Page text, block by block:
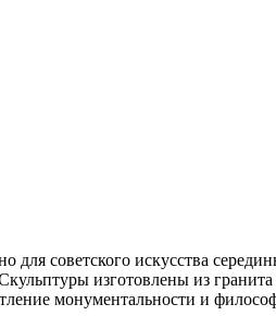
для советского искусства
изготовлены из гранита
монументальности и